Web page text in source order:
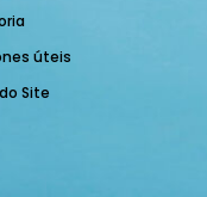
úteis
Site